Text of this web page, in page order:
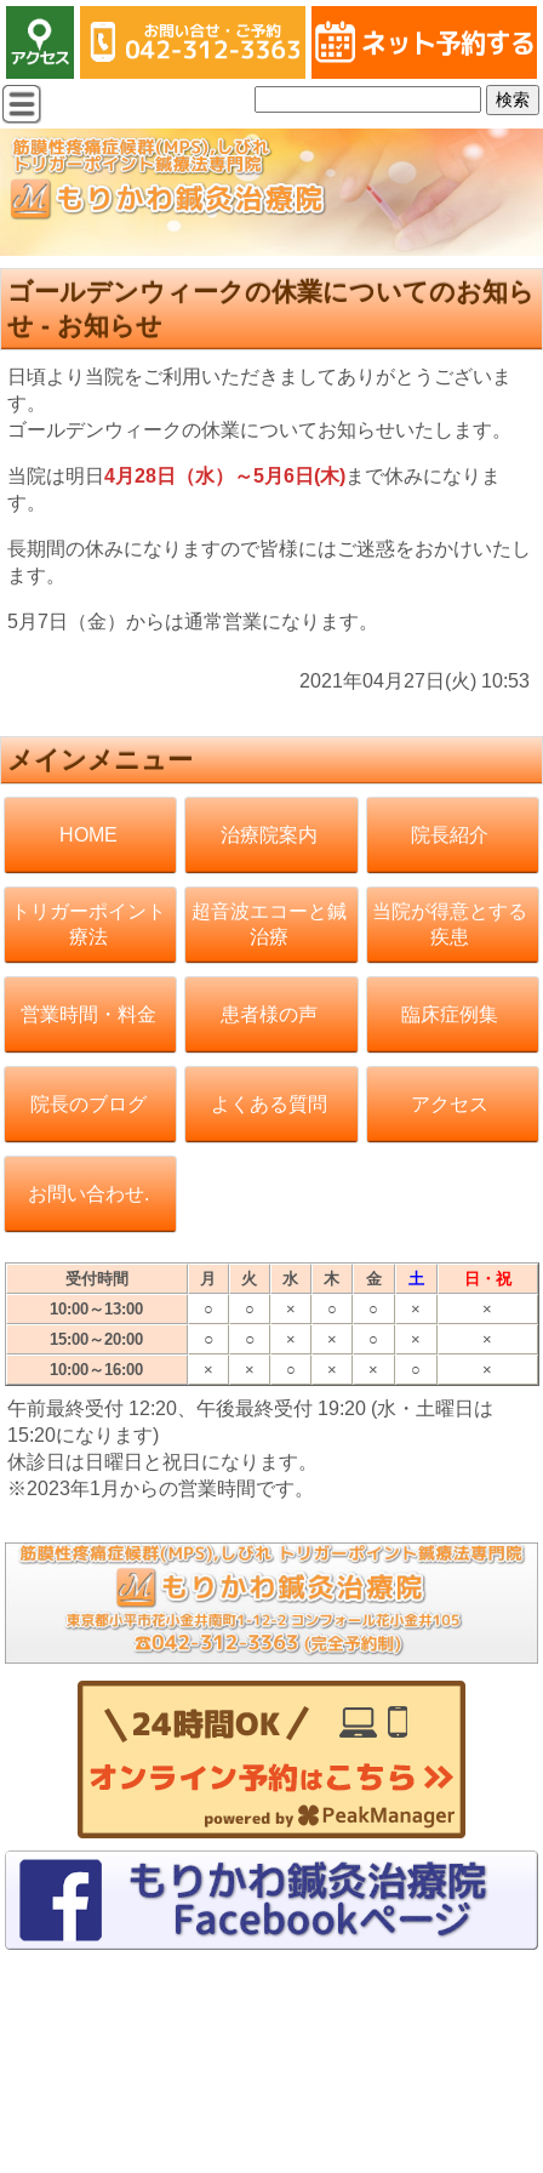
ゴールデンウィークの休業についてのお知ら
せ - お知らせ
日頃より当院をご利用いただきましてありがとうございま
す。
ゴールデンウィークの休業についてお知らせいたします。
当院は明日4月28日（水）～5月6日(木)まで休みになりま
す。
長期間の休みになりますので皆様にはご迷惑をおかけいたし
ます。
5月7日（金）からは通常営業になります。
2021年04月27日(火) 10:53
メインメニュー
HOME 治療院案内 院長紹介
トリガーポイント
療法
超音波エコーと鍼
治療
当院が得意とする
疾患
営業時間・料金 患者様の声 臨床症例集
院長のブログ よくある質問 アクセス
お問い合わせ.
受付時間 月 火 水 木 金 土
日・祝
10:00～13:00
○ ○ × ○ ○ ×
×
15:00～20:00
○ ○ × × ○ ×
×
10:00～16:00
× × ○ × × ○ ×
午前最終受付 12:20、午後最終受付 19:20 (水・土曜日は
15:20になります)
休診日は日曜日と祝日になります。
※2023年1月からの営業時間です。